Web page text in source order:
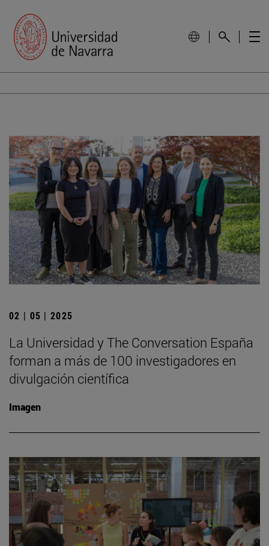
02 | 05 | 2025
La Universidad y The Conversation España
forman a más de 100 investigadores en
divulgación científica
Imagen